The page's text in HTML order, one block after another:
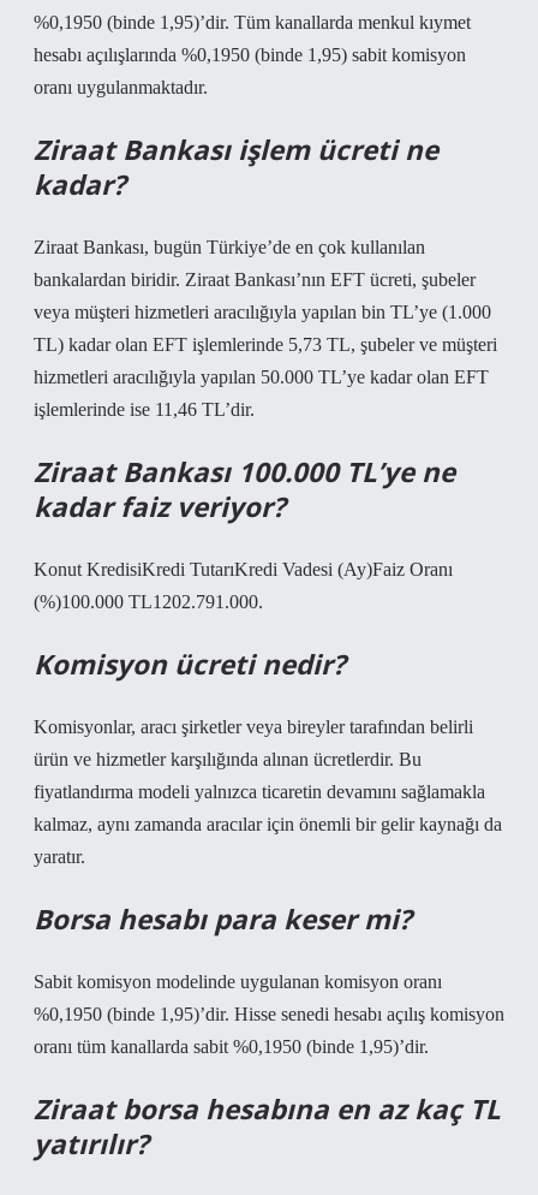
%0,1950 (binde 1,95)’dir. Tüm kanallarda menkul kıymet
hesabı açılışlarında %0,1950 (binde 1,95) sabit komisyon
oranı uygulanmaktadır.
Ziraat Bankası işlem ücreti ne
kadar?
Ziraat Bankası, bugün Türkiye’de en çok kullanılan
bankalardan biridir. Ziraat Bankası’nın EFT ücreti, şubeler
veya müşteri hizmetleri aracılığıyla yapılan bin TL’ye (1.000
TL) kadar olan EFT işlemlerinde 5,73 TL, şubeler ve müşteri
hizmetleri aracılığıyla yapılan 50.000 TL’ye kadar olan EFT
işlemlerinde ise 11,46 TL’dir.
Ziraat Bankası 100.000 TL’ye ne
kadar faiz veriyor?
Konut KredisiKredi TutarıKredi Vadesi (Ay)Faiz Oranı
(%)100.000 TL1202.791.000.
Komisyon ücreti nedir?
Komisyonlar, aracı şirketler veya bireyler tarafından belirli
ürün ve hizmetler karşılığında alınan ücretlerdir. Bu
fiyatlandırma modeli yalnızca ticaretin devamını sağlamakla
kalmaz, aynı zamanda aracılar için önemli bir gelir kaynağı da
yaratır.
Borsa hesabı para keser mi?
Sabit komisyon modelinde uygulanan komisyon oranı
%0,1950 (binde 1,95)’dir. Hisse senedi hesabı açılış komisyon
oranı tüm kanallarda sabit %0,1950 (binde 1,95)’dir.
Ziraat borsa hesabına en az kaç TL
yatırılır?